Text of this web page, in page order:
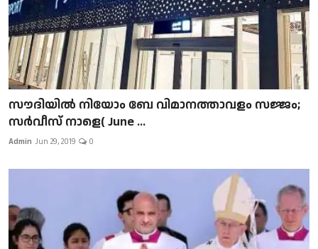
സൗദിയിൽ നിയോം ബേ വിമാനത്താവളം സജ്ജം;
സർവീസ് നാളെ( June ...
Admin Jun 29, 2019 0